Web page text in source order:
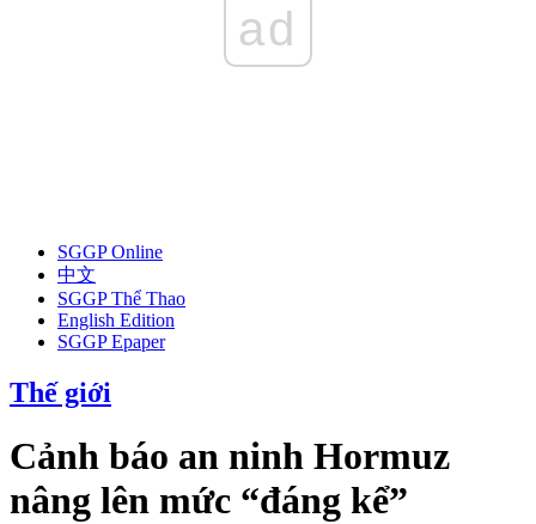
ad
SGGP Online
中文
SGGP Thể Thao
English Edition
SGGP Epaper
Thế giới
Cảnh báo an ninh Hormuz
nâng lên mức “đáng kể”